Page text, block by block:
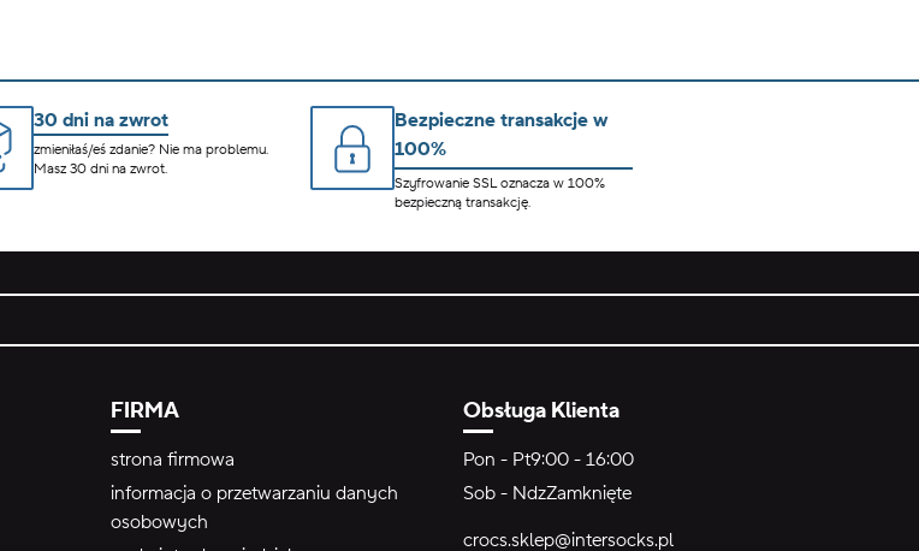
30 dni na zwrot
zmieniłaś/eś zdanie? Nie ma problemu.
Masz 30 dni na zwrot.
Bezpieczne transakcje w
100%
Szyfrowanie SSL oznacza w 100%
bezpieczną transakcję.
FIRMA
strona firmowa
informacja o przetwarzaniu danych
osobowych
Obsługa Klienta
Pon - Pt9:00 - 16:00
Sob - NdzZamknięte
crocs.sklep@intersocks.pl